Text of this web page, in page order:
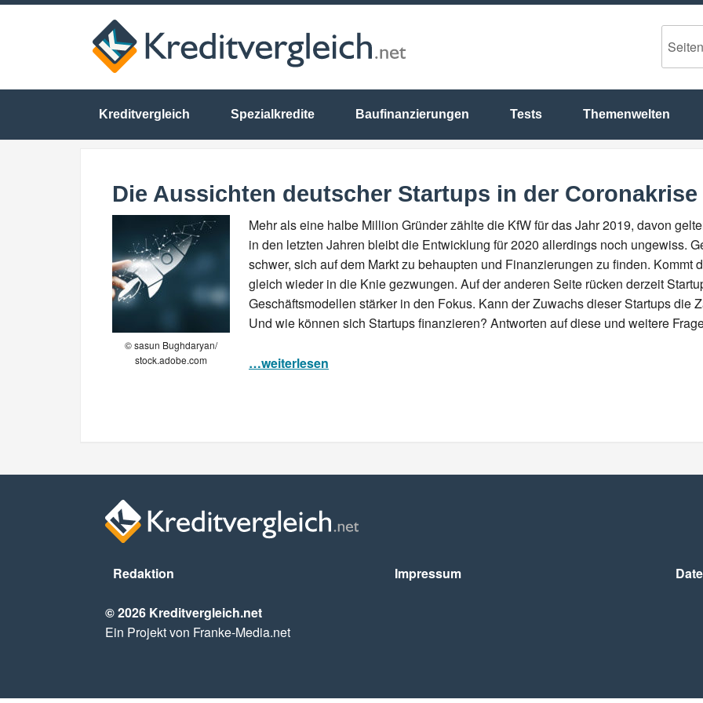
Kreditvergleich Spezialkredite Baufinanzierungen Tests Themenwelten
Die Aussichten deutscher Startups in der Coronakrise
© sasun Bughdaryan/
stock.adobe.com
Mehr als eine halbe Million Gründer zählte die KfW für das Jahr 2019, davon
in den letzten Jahren bleibt die Entwicklung für 2020 allerdings noch ungewiss.
schwer, sich auf dem Markt zu behaupten und Finanzierungen zu finden.
gleich wieder in die Knie gezwungen. Auf der anderen Seite rücken derzeit
Geschäftsmodellen stärker in den Fokus. Kann der Zuwachs dieser Startups die
Und wie können sich Startups finanzieren? Antworten auf diese und weitere
…weiterlesen
Redaktion Impressum
© 2026 Kreditvergleich.net
Ein Projekt von Franke-Media.net